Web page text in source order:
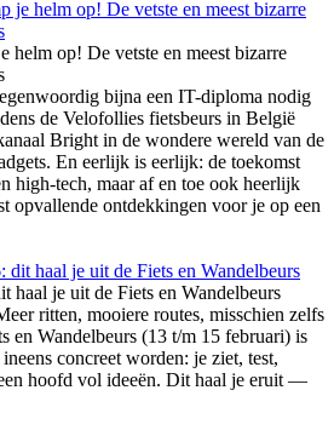
helm op! De vetste en meest bizarre
bijna een IT-diploma nodig
de Velofollies fietsbeurs in België
Bright in de wondere wereld van de
En eerlijk is eerlijk: de toekomst
high-tech, maar af en toe ook heerlijk
opvallende ontdekkingen voor je op een
haal je uit de Fiets en Wandelbeurs
ritten, mooiere routes, misschien zelfs
en Wandelbeurs (13 t/m 15 februari) is
concreet worden: je ziet, test,
hoofd vol ideeën. Dit haal je eruit —